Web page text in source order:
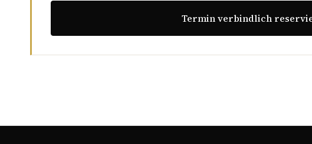
Termin verbindlich